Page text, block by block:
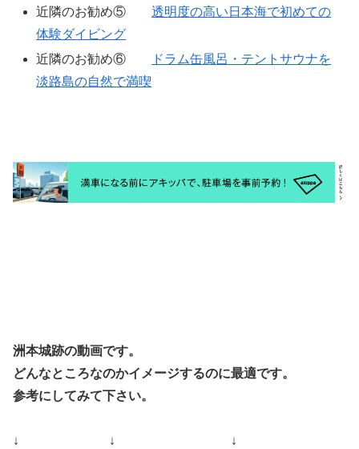
近隣のお勧め⑤透明度の高い日本海で初めての
体験ダイビング
近隣のお勧め⑥
ドラム缶風呂・テントサウナを
淡路島の自然で満喫
洲本城跡の動画です。
どんなところなのかイメージするのに最適です。
参考にしてみて下さい。
↓ ↓ ↓